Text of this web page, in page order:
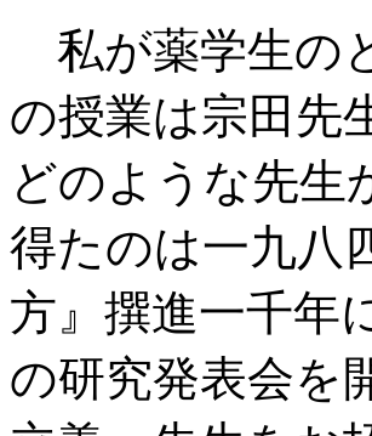
私が薬学生の
の授業は宗田先
どのような先生
得たのは一九八
方』撰進一千年
の研究発表会を